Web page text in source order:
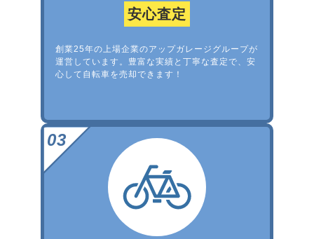
安心査定
創業25年の上場企業のアップガレージグループが
運営しています。豊富な実績と丁寧な査定で、安
心して自転車を売却できます！